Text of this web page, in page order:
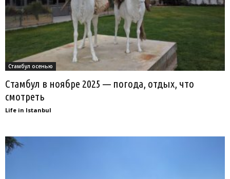
Стамбул осенью
Стамбул в ноябре 2025 — погода, отдых, что
смотреть
Life in Istanbul